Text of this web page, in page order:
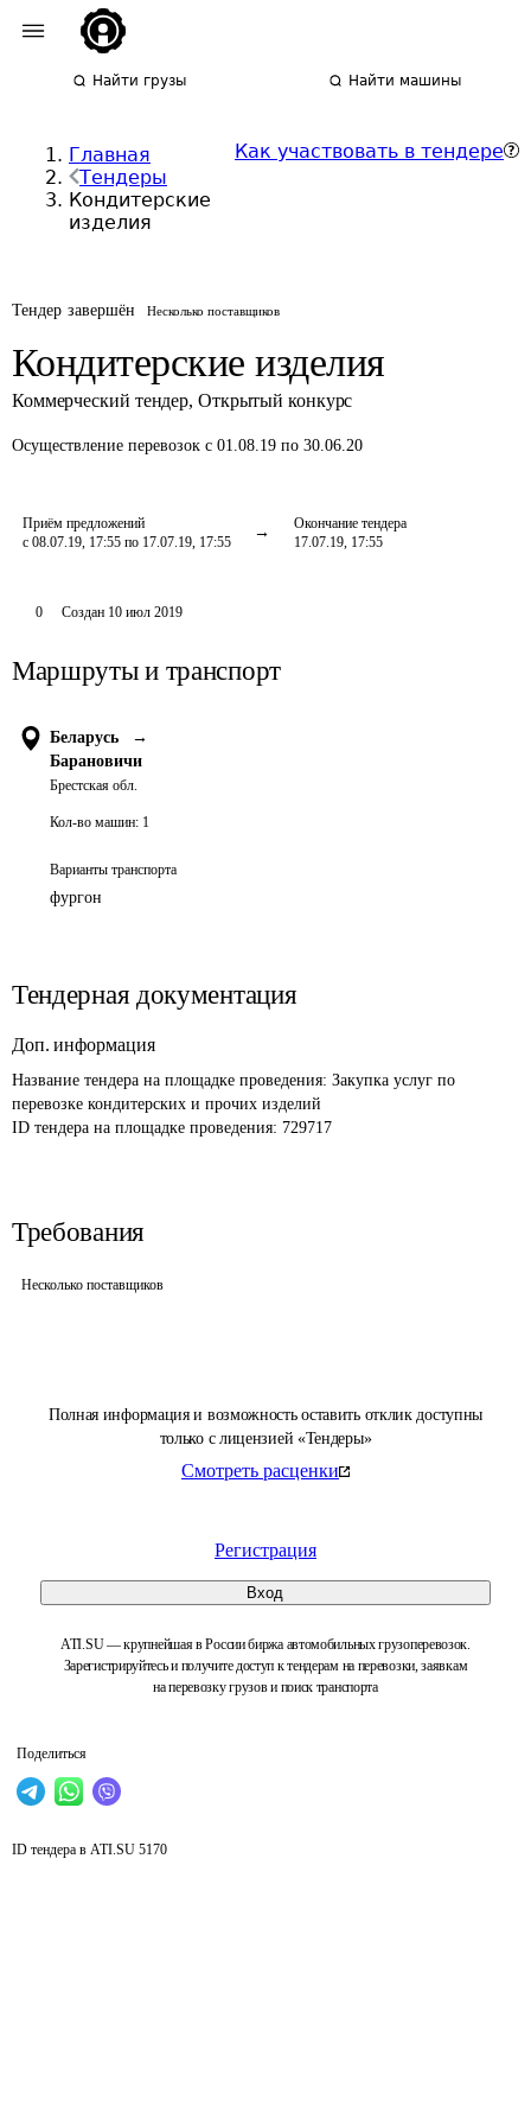
Найти грузы Найти машины
Главная
Тендеры
Кондитерские
изделия
Как участвовать в тендере
Тендер завершён Несколько поставщиков
Кондитерские изделия
Коммерческий тендер, Открытый конкурс
Осуществление перевозок с 01.08.19 по 30.06.20
Приём предложений
с 08.07.19, 17:55 по 17.07.19, 17:55
Окончание тендера
17.07.19, 17:55
Полная информация и возможность оставить отклик доступны
только с лицензией «Тендеры»
Смотреть расценки
Регистрация
Вход
ATI.SU — крупнейшая в России биржа автомобильных грузоперевозок.
Зарегистрируйтесь и получите доступ к тендерам на перевозки, заявкам
на перевозку грузов и поиск транспорта
Поделиться
0 Создан 10 июл 2019
Маршруты и транспорт
Беларусь
→
Барановичи
Брестская обл.
Кол-во машин: 1
Варианты транспорта
фургон
Тендерная документация
Доп. информация
Название тендера на площадке проведения: Закупка услуг по
перевозке кондитерских и прочих изделий
ID тендера на площадке проведения: 729717
Требования
Несколько поставщиков
ID тендера в ATI.SU 5170